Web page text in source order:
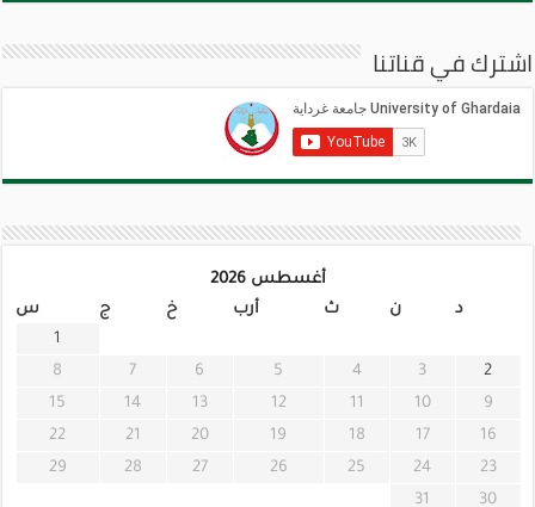
اشترك في قناتنا
أغسطس 2026
د
ن ث أرب خ ج
س
1
2
3
4
5
6
7
8
9
10
11
12
13
14
15
16
17
18
19
20
21
22
23
24
25
26
27
28
29
30
31